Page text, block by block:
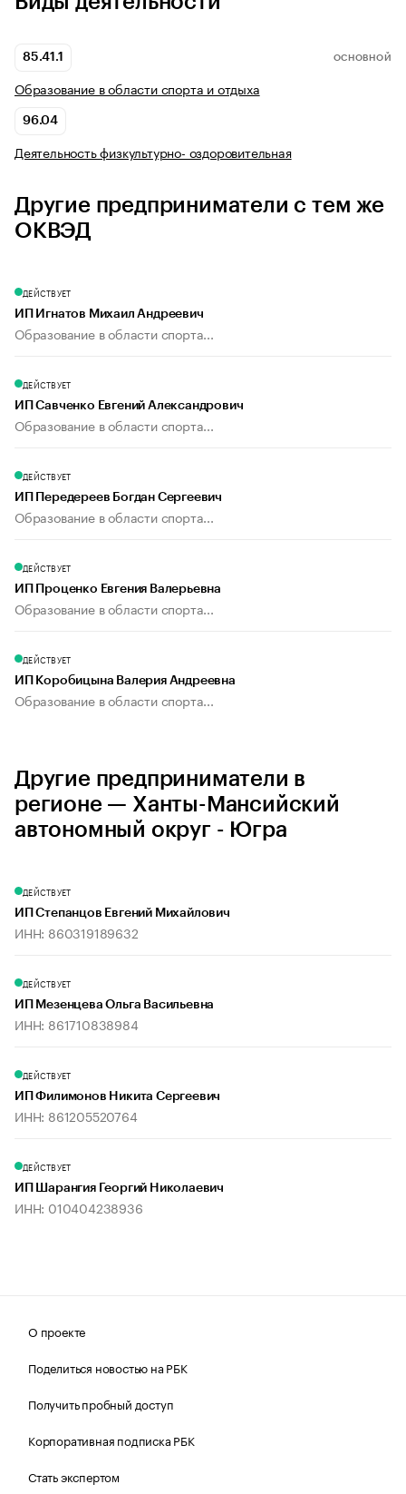
85.41.1 ОСНОВНОЙ
Образование в области спорта и отдыха
96.04
Деятельность физкультурно- оздоровительная
Другие предприниматели с тем же
ОКВЭД
ДЕЙСТВУЕТ
ИП Игнатов Михаил Андреевич
Образование в области спорта...
ДЕЙСТВУЕТ
ИП Савченко Евгений Александрович
Образование в области спорта...
ДЕЙСТВУЕТ
ИП Передереев Богдан Сергеевич
Образование в области спорта...
ДЕЙСТВУЕТ
ИП Проценко Евгения Валерьевна
Образование в области спорта...
ДЕЙСТВУЕТ
ИП Коробицына Валерия Андреевна
Образование в области спорта...
Другие предприниматели в
регионе — Ханты-Мансийский
автономный округ - Югра
ДЕЙСТВУЕТ
ИП Степанцов Евгений Михайлович
ИНН: 860319189632
ДЕЙСТВУЕТ
ИП Мезенцева Ольга Васильевна
ИНН: 861710838984
ДЕЙСТВУЕТ
ИП Филимонов Никита Сергеевич
ИНН: 861205520764
ДЕЙСТВУЕТ
ИП Шарангия Георгий Николаевич
ИНН: 010404238936
О проекте
Поделиться новостью на РБК
Получить пробный доступ
Корпоративная подписка РБК
Стать экспертом